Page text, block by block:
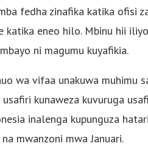
fedha zinafika katika ofisi
katika eneo hilo. Mbinu hii
ni magumu kuyafikia.
wa vifaa unakuwa muhimu
kunaweza kuvuruga
inalenga kupunguza
mwanzoni mwa Januari.